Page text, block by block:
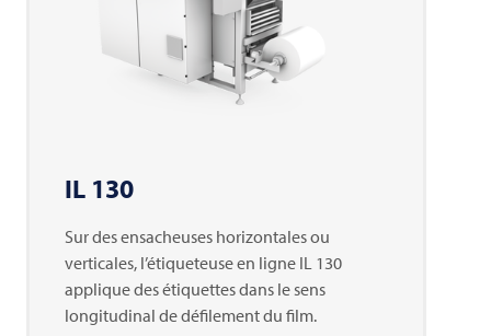
IL 130
Sur des ensacheuses horizontales ou
verticales, l’étiqueteuse en ligne IL 130
applique des étiquettes dans le sens
longitudinal de défilement du film.